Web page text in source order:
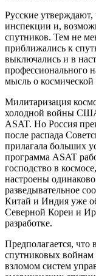
Русские
инспекции и,
спутников. Тем не
приближались к
выключались и в
профессионального
мысль о
Милитаризация
холодной войны
ASAT. Но Россия
после распада
прилагала больших
программа ASAT
господство в
настроены
разведывательное
Китай и Индия уже
Северной Кореи и
разработке.
Предполагается, что
спутниковых войнам
взломом систем